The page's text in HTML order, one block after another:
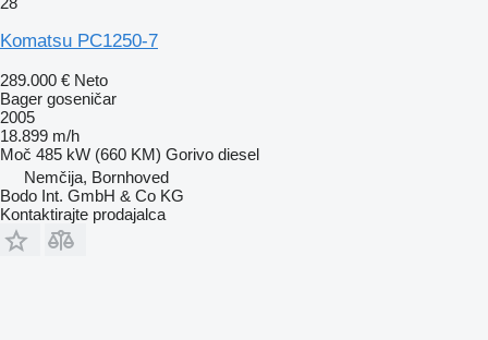
Komatsu PC1250-7
289.000 € Neto
Bager goseničar
2005
18.899 m/h
Moč 485 kW (660 KM) Gorivo diesel
Nemčija, Bornhoved
Bodo Int. GmbH & Co KG
Kontaktirajte prodajalca